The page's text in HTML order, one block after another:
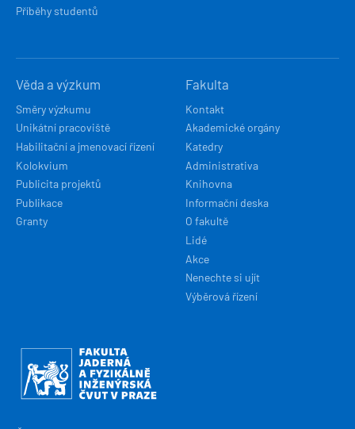
Příběhy studentů
Věda a výzkum
Směry výzkumu
Unikátní pracoviště
Habilitační a jmenovací řízení
Kolokvium
Publicita projektů
Publikace
Granty
Fakulta
Kontakt
Akademické orgány
Katedry
Administrativa
Knihovna
Informační deska
O fakultě
Lidé
Akce
Nenechte si ujít
Výběrová řízení
Obrázek